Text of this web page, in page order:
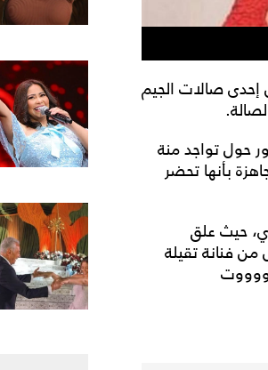
صالات الجيم
حول تواجد منة
بأنها تحضر
حيث علق
فنانة تقيلة